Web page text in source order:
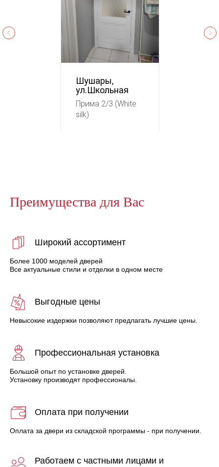
Шушары,
ул.Школьная
Прима 2/3 (White
silk)
Преимущества для Вас
Широкий ассортимент
Более 1000 моделей дверей
Все актуальные стили и отделки в одном месте
Выгодные цены
Невысокие издержки позволяют предлагать лучшие цены.
Профессиональная установка
Большой опыт по установке дверей.
Установку производят профессионалы.
Оплата при получении
Оплата за двери из складской программы - при получении.
Работаем с частными лицами и